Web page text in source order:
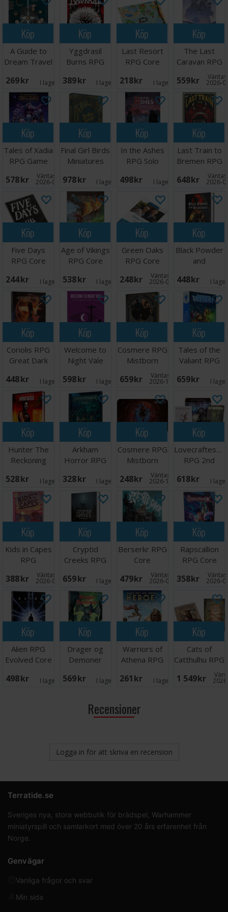
Köp
A Guide to
Dream Travel
269 SEK I lager: 1
Köp
Yggdrasil
Burns RPG
389 SEK I lager: 1
Köp
Last Resort
RPG Core
218 SEK I lager: 3
Köp
The Last
Caravan RPG
Core Rules
559 SEK 2026-
Köp
Tales of Xadia
RPG Game
Handbook
578 SEK Väntas in:
2026-09-30
Köp
Final Girl Birds
Miniatures
978 SEK I lager: 1
Köp
In the Ashes
RPG Solo
498 SEK I lager: 1
Köp
Last Train to
Bremen RPG
648 SEK 2026-
Köp
Five Days
RPG Core
244 SEK I lager: 1
Köp
Age of Vikings
RPG Core
538 SEK I lager: 2
Köp
Green Oaks
RPG Core
Book
248 SEK Väntas in:
2026-09-30
Köp
Black Powder
and
RPG Core
Book
448 SEK I
Köp
Coriolis RPG
Great Dark
Rulebook
448 SEK I lager: 4
Köp
Welcome to
Night Vale
Book
598 SEK I lager: 1
Köp
Cosmere RPG
Mistborn
Handbook
659 SEK Väntas in:
2026-10-31
Köp
Tales of the
Valiant RPG
659 SEK I
Köp
Hunter The
Reckoning
Apostates
528 SEK I lager: 1
Köp
Arkham
Horror RPG
Mysteries
328 SEK I lager: 1
Köp
Cosmere RPG
Mistborn
Starter Set
248 SEK Väntas in:
2026-10-31
Köp
RPG 2nd
618 SEK I
Köp
Kids in Capes
RPG
388 SEK Väntas in:
2026-08-15
Köp
Cryptid
Creeks RPG
659 SEK I lager: 1
Köp
Berserkr RPG
Core
Rulebook
479 SEK Väntas in:
2026-09-30
Köp
Rapscallion
RPG Core
Rules
358 SEK 2026-
Köp
Alien RPG
Evolved Core
498 SEK I lager: 3
Köp
Drager og
Demoner
NORSK
569 SEK I lager: 4
Köp
Warriors of
Athena RPG
261 SEK I lager:
Köp
Cats of
Catthulhu RPG
1 549 SEK
Recensioner
Logga in för att skriva en recension
Terratide.se
Sveriges nya, stora webbutik för brädspel, Warhammer
miniatyrspill och samlarkort med över 20 års erfarenhet från
Norge.
Genvägar
Vanliga frågor och svar
Min sida